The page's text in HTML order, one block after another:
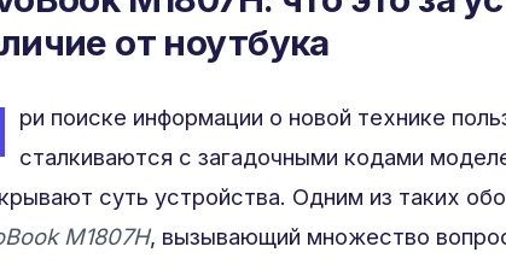
от ноутбука
ри поиске информации о новой технике
сталкиваются с загадочными кодами
суть устройства. Одним из таких
M1807H, вызывающий множество